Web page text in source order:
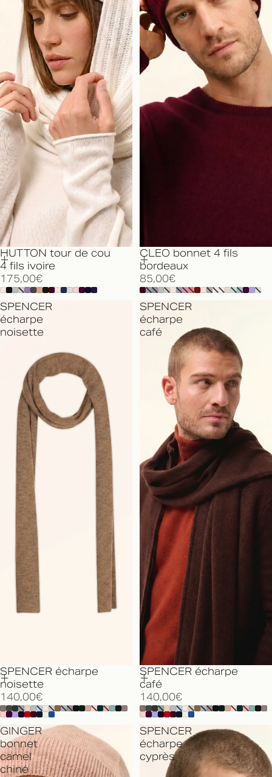
HUTTON tour de cou
4 fils ivoire
175,00€
CLEO bonnet 4 fils
bordeaux
85,00€
SPENCER
écharpe
noisette
SPENCER écharpe
noisette
140,00€
SPENCER
écharpe
café
SPENCER écharpe
café
140,00€
GINGER
bonnet
camel
chiné
SPENCER
écharpe
cyprès